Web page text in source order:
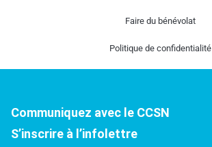
Faire du bénévolat
Politique de confidentialité
Communiquez avec le CCSN
S’inscrire à l’infolettre